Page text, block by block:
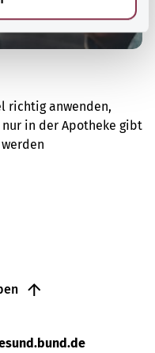
richtig anwenden,
in der Apotheke gibt